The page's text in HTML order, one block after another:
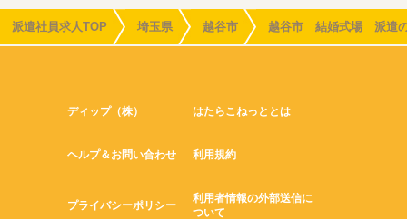
派遣社員求人TOP 埼玉県 越谷市 越谷市 結婚式場 派遣
ディップ（株） はたらこねっととは
ヘルプ＆お問い合わせ 利用規約
プライバシーポリシー
利用者情報の外部送信に
ついて